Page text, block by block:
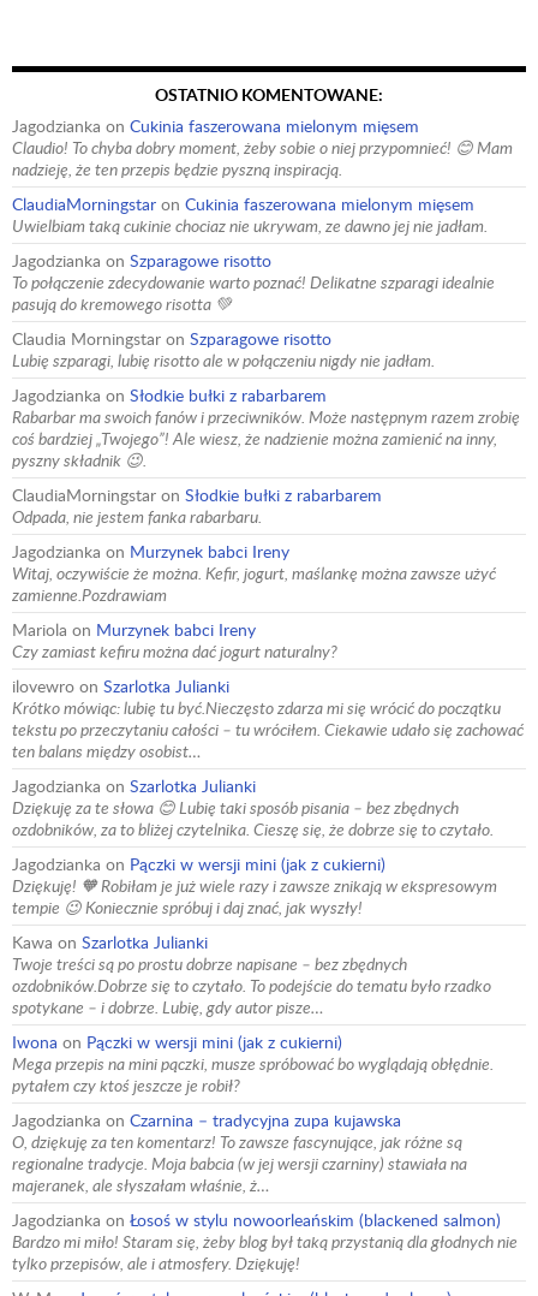
OSTATNIO KOMENTOWANE:
Jagodzianka on Cukinia faszerowana mielonym mięsem
Claudio! To chyba dobry moment, żeby sobie o niej przypomnieć! 😊 Mam
nadzieję, że ten przepis będzie pyszną inspiracją.
ClaudiaMorningstar on Cukinia faszerowana mielonym mięsem
Uwielbiam taką cukinie chociaz nie ukrywam, ze dawno jej nie jadłam.
Jagodzianka on Szparagowe risotto
To połączenie zdecydowanie warto poznać! Delikatne szparagi idealnie
pasują do kremowego risotta 💚
Claudia Morningstar on Szparagowe risotto
Lubię szparagi, lubię risotto ale w połączeniu nigdy nie jadłam.
Jagodzianka on Słodkie bułki z rabarbarem
Rabarbar ma swoich fanów i przeciwników. Może następnym razem zrobię
coś bardziej „Twojego”! Ale wiesz, że nadzienie można zamienić na inny,
pyszny składnik 😉.
ClaudiaMorningstar on Słodkie bułki z rabarbarem
Odpada, nie jestem fanka rabarbaru.
Jagodzianka on Murzynek babci Ireny
Witaj, oczywiście że można. Kefir, jogurt, maślankę można zawsze użyć
zamienne.Pozdrawiam
Mariola on Murzynek babci Ireny
Czy zamiast kefiru można dać jogurt naturalny?
ilovewro on Szarlotka Julianki
Krótko mówiąc: lubię tu być.Nieczęsto zdarza mi się wrócić do początku
tekstu po przeczytaniu całości – tu wróciłem. Ciekawie udało się zachować
ten balans między osobist…
Jagodzianka on Szarlotka Julianki
Dziękuję za te słowa 😊 Lubię taki sposób pisania – bez zbędnych
ozdobników, za to bliżej czytelnika. Cieszę się, że dobrze się to czytało.
Jagodzianka on Pączki w wersji mini (jak z cukierni)
Dziękuję! 🧡 Robiłam je już wiele razy i zawsze znikają w ekspresowym
tempie 😉 Koniecznie spróbuj i daj znać, jak wyszły!
Kawa on Szarlotka Julianki
Twoje treści są po prostu dobrze napisane – bez zbędnych
ozdobników.Dobrze się to czytało. To podejście do tematu było rzadko
spotykane – i dobrze. Lubię, gdy autor pisze…
Iwona on Pączki w wersji mini (jak z cukierni)
Mega przepis na mini pączki, musze spróbować bo wyglądają obłędnie.
pytałem czy ktoś jeszcze je robił?
Jagodzianka on Czarnina – tradycyjna zupa kujawska
O, dziękuję za ten komentarz! To zawsze fascynujące, jak różne są
regionalne tradycje. Moja babcia (w jej wersji czarniny) stawiała na
majeranek, ale słyszałam właśnie, ż…
Jagodzianka on Łosoś w stylu nowoorleańskim (blackened salmon)
Bardzo mi miło! Staram się, żeby blog był taką przystanią dla głodnych nie
tylko przepisów, ale i atmosfery. Dziękuję!